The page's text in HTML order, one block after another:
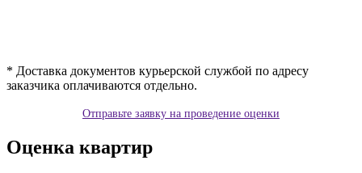
* Доставка документов курьерской службой по адресу
заказчика оплачиваются отдельно.
Отправьте заявку на проведение оценки
Оценка квартир